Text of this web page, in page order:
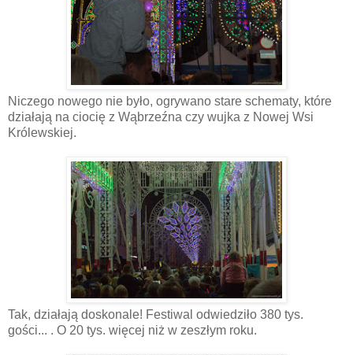
Niczego nowego nie było, ogrywano stare schematy, które
działają na ciocię z Wąbrzeźna czy wujka z Nowej Wsi
Królewskiej.
Tak, działają doskonale! Festiwal odwiedziło 380 tys.
gości... . O 20 tys. więcej niż w zeszłym roku.